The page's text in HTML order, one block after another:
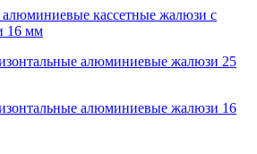
алюминиевые кассетные жалюзи с
16 мм
алюминиевые жалюзи 25
алюминиевые жалюзи 16